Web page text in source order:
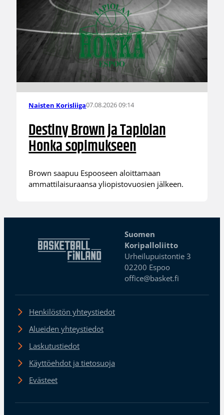
Naisten Korisliiga07.08.2026 09:14
Destiny Brown ja Tapiolan
Honka sopimukseen
Brown saapuu Espooseen aloittamaan
ammattilaisuraansa yliopistovuosien jälkeen.
Suomen
Koripalloliitto
Urheilupuistontie 3
02200 Espoo
office@basket.fi
Henkilöstön yhteystiedot
Alueiden yhteystiedot
Laskutustiedot
Käyttöehdot ja tietosuoja
Evästeet